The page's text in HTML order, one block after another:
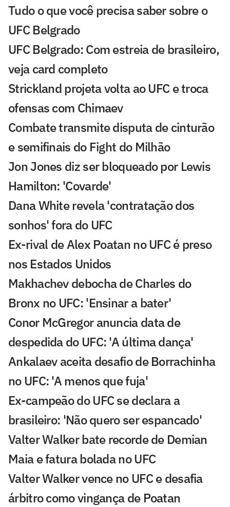
Tudo o que você precisa saber sobre o
UFC Belgrado
UFC Belgrado: Com estreia de brasileiro,
veja card completo
Strickland projeta volta ao UFC e troca
ofensas com Chimaev
Combate transmite disputa de cinturão
e semifinais do Fight do Milhão
Jon Jones diz ser bloqueado por Lewis
Hamilton: 'Covarde'
Dana White revela 'contratação dos
sonhos' fora do UFC
Ex-rival de Alex Poatan no UFC é preso
nos Estados Unidos
Makhachev debocha de Charles do
Bronx no UFC: 'Ensinar a bater'
Conor McGregor anuncia data de
despedida do UFC: 'A última dança'
Ankalaev aceita desafio de Borrachinha
no UFC: 'A menos que fuja'
Ex-campeão do UFC se declara a
brasileiro: 'Não quero ser espancado'
Valter Walker bate recorde de Demian
Maia e fatura bolada no UFC
Valter Walker vence no UFC e desafia
árbitro como vingança de Poatan